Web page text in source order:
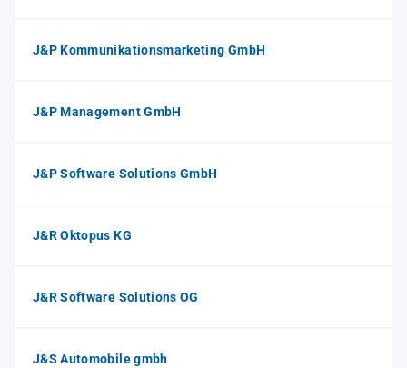
J&P Kommunikationsmarketing GmbH
J&P Management GmbH
J&P Software Solutions GmbH
J&R Oktopus KG
J&R Software Solutions OG
J&S Automobile gmbh